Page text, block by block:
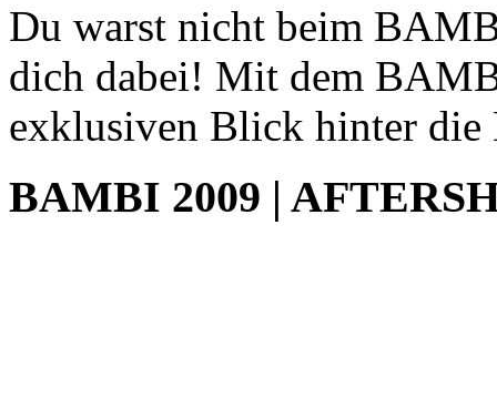
Du warst nicht beim
dich dabei! Mit dem
exklusiven Blick hinter
BAMBI 2009 |